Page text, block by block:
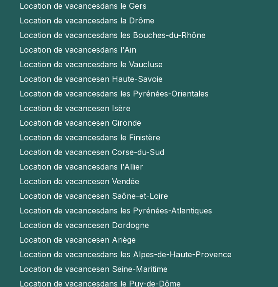
Location de vacancesdans le Gers
Location de vacancesdans la Drôme
Location de vacancesdans les Bouches-du-Rhône
Location de vacancesdans l'Ain
Location de vacancesdans le Vaucluse
Location de vacancesen Haute-Savoie
Location de vacancesdans les Pyrénées-Orientales
Location de vacancesen Isère
Location de vacancesen Gironde
Location de vacancesdans le Finistère
Location de vacancesen Corse-du-Sud
Location de vacancesdans l'Allier
Location de vacancesen Vendée
Location de vacancesen Saône-et-Loire
Location de vacancesdans les Pyrénées-Atlantiques
Location de vacancesen Dordogne
Location de vacancesen Ariège
Location de vacancesdans les Alpes-de-Haute-Provence
Location de vacancesen Seine-Maritime
Location de vacancesdans le Puy-de-Dôme